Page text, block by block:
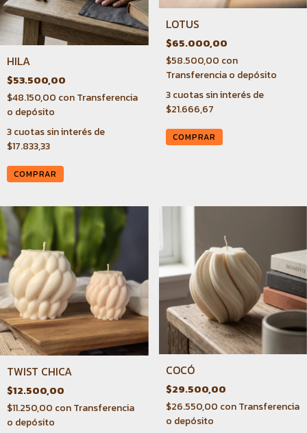
HILA
$53.500,00
$48.150,00 conTransferencia
o depósito
3cuotas sin interés de
$17.833,33
COMPRAR
LOTUS
$65.000,00
$58.500,00 con
Transferencia o depósito
3 cuotas sin interés de
$21.666,67
COMPRAR
TWIST CHICA
$12.500,00
$11.250,00 conTransferencia
o depósito
COCÓ
$29.500,00
$26.550,00 con Transferencia
o depósito